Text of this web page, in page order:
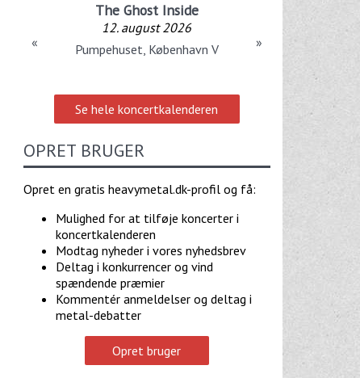
The Ghost Inside
12. august 2026
Pumpehuset, København V
« »
Se hele koncertkalenderen
OPRET BRUGER
Opret en gratis heavymetal.dk-profil og få:
Mulighed for at tilføje koncerter i
koncertkalenderen
Modtag nyheder i vores nyhedsbrev
Deltag i konkurrencer og vind
spændende præmier
Kommentér anmeldelser og deltag i
metal-debatter
Opret bruger